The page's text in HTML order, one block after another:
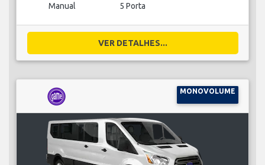
Manual 5 Porta
VER DETALHES...
MONOVOLUME